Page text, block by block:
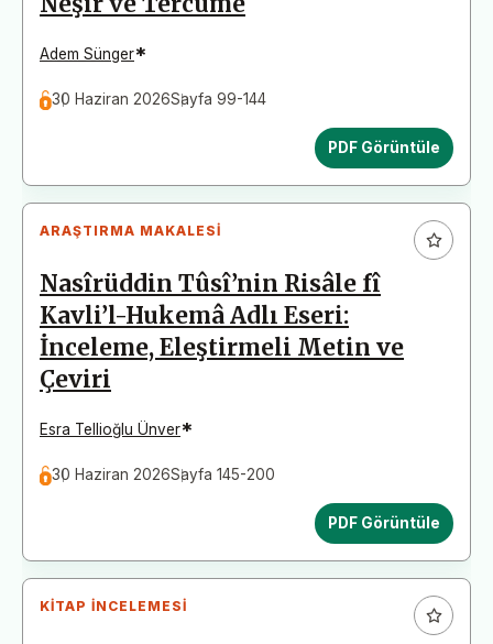
Adem Sünger*
30 Haziran 2026Sayfa 99-144
PDF Görüntüle
ARAŞTIRMA MAKALESI
Nasîrüddin Tûsî’nin Risâle fî
Kavli’l-Hukemâ Adlı Eseri:
İnceleme, Eleştirmeli Metin ve
Çeviri
Esra Tellioğlu Ünver*
30 Haziran 2026Sayfa 145-200
PDF Görüntüle
KITAP İNCELEMESI